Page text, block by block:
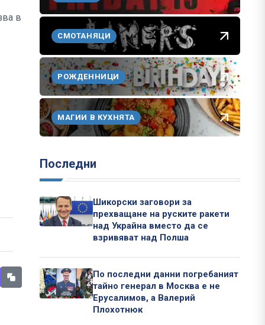
в
СМОТАНЯЦИ
РОЖДЕННИЦИ
МАГИИ В КУХНЯТА
Последни
Шикорски заговори за
прехващане на руските ракети
над Украйна вместо да се
взривяват над Полша
По последни данни погребаният
тайно генерал в Москва е не
Ерусалимов, а Валерий
Плохотнюк